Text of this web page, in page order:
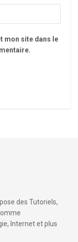
mon site dans le
des Tutoriels,
Internet et plus